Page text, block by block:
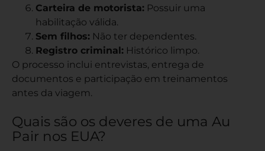
Carteira de motorista: Possuir uma
habilitação válida.
Sem filhos: Não ter dependentes.
Registro criminal: Histórico limpo.
O processo inclui entrevistas, entrega de
documentos e participação em treinamentos
antes da viagem.
Quais são os deveres de uma Au
Pair nos EUA?